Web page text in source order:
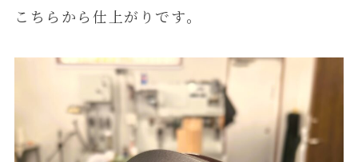
こちらから仕上がりです。